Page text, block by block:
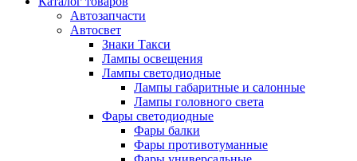
Автозапчасти
Автосвет
Знаки Такси
Лампы освещения
Лампы светодиодные
Лампы габаритные и салонные
Лампы головного света
Фары светодиодные
Фары балки
Фары противотуманные